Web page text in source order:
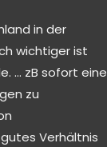
in der
wichtiger ist
… zB sofort eine
zu
Verhältnis